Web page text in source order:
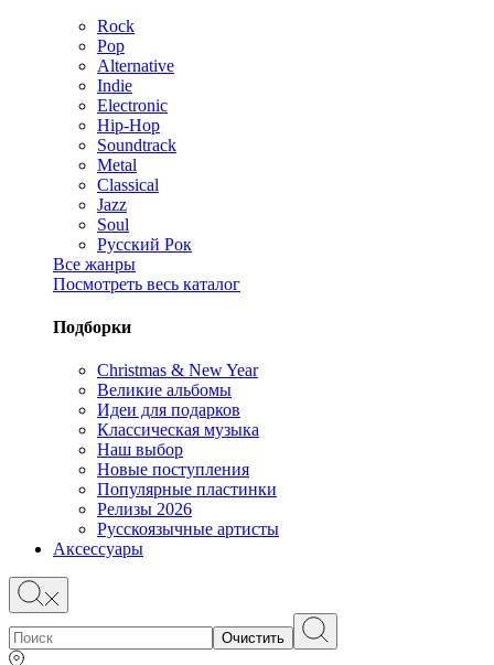
Rock
Pop
Alternative
Indie
Electronic
Hip-Hop
Soundtrack
Metal
Classical
Jazz
Soul
Русский Рок
Все жанры
Посмотреть весь каталог
Подборки
Christmas & New Year
Великие альбомы
Идеи для подарков
Классическая музыка
Наш выбор
Новые поступления
Популярные пластинки
Релизы 2026
Русскоязычные артисты
Аксессуары
Очистить